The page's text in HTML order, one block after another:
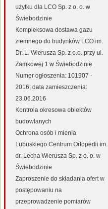
użytku dla LCO Sp. z o. o. w
Świebodzinie
Kompleksowa dostawa gazu
ziemnego do budynków LCO im.
Dr. L. Wierusza Sp. z o.o. przy ul.
Zamkowej 1 w Świebodzinie
Numer ogłoszenia: 101907 -
2016; data zamieszczenia:
23.06.2016
Kontrola okresowa obiektów
budowlanych
Ochrona osób i mienia
Lubuskiego Centrum Ortopedii im.
dr. Lecha Wierusza Sp. z o. o. w
Świebodzinie
Zaproszenie do składania ofert w
postępowaniu na
przeprowadzenie pomiarów